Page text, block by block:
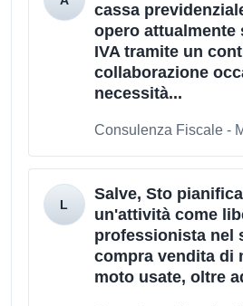
cassa
opero attualmente
IVA tramite un
collaborazione
necessità...
Consulenza Fiscale -
Salve, Sto
un'attività come
professionista nel
compra vendita di
moto usate, oltre